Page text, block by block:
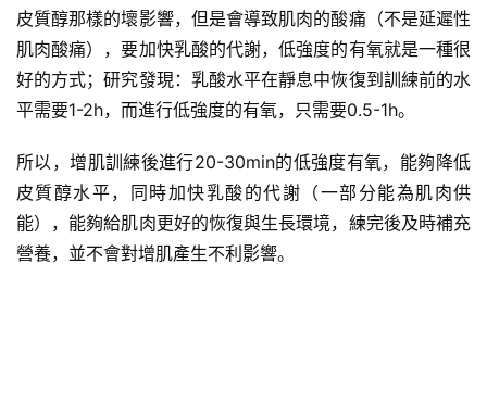
皮質醇那樣的壞影響，但是會導致肌肉的酸痛（不是延遲性
肌肉酸痛），要加快乳酸的代謝，低強度的有氧就是一種很
好的方式；研究發現：乳酸水平在靜息中恢復到訓練前的水
平需要1-2h，而進行低強度的有氧，只需要0.5-1h。
所以，增肌訓練後進行20-30min的低強度有氧，能夠降低
皮質醇水平，同時加快乳酸的代謝（一部分能為肌肉供
能），能夠給肌肉更好的恢復與生長環境，練完後及時補充
營養，並不會對增肌產生不利影響。